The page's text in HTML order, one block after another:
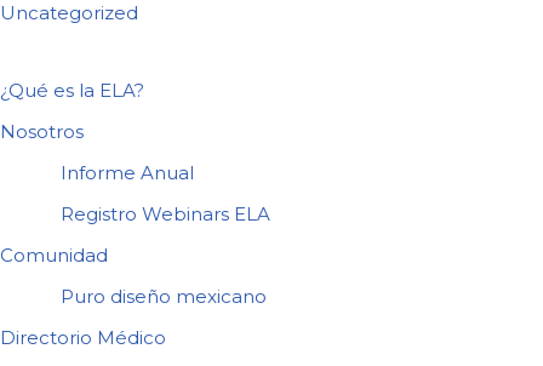
Uncategorized
¿Qué es la ELA?
Nosotros
Informe Anual
Registro Webinars ELA
Comunidad
Puro diseño mexicano
Directorio Médico